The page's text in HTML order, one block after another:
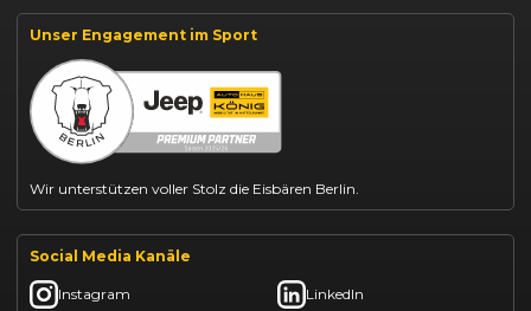
Suzuki Swift finanzieren
BYD Dolphin finanzieren
Kia Ceed finanzieren
Kia Sportage leasen
Mazda CX-30 finanzieren
Citroën C3 leasen
Unser Engagement im Sport
Wir unterstützen voller Stolz die Eisbären Berlin.
Social Media Kanäle
Instagram LinkedIn